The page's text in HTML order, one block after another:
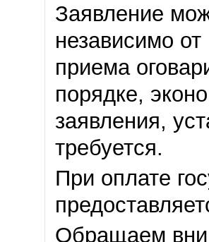
Заявление
независимо
приема
порядке,
заявления,
требуется.
При оплате
Обращаем